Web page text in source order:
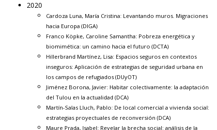
2020
Cardoza Luna, María Cristina: Levantando muros. Migraciones
hacia Europa (DIGA)
Franco Köpke, Caroline Samantha: Pobreza energética y
biomimética: un camino hacia el futuro (DCTA)
Hillerbrand Martínez, Lisa: Espacios seguros en contextos
inseguros: Aplicación de estrategias de seguridad urbana en
los campos de refugiados (DUyOT)
Jiménez Borona, Javier: Habitar colectivamente: la adaptación
del Tulou en la actualidad (DCA)
Martín-Salas Lluch, Pablo: De local comercial a vivienda social:
estrategias proyectuales de reconversión (DCA)
Maure Prada, Isabel: Revelar la brecha social: análisis de la